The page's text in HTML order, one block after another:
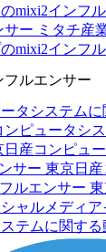
mixi2インフ
サー ミタチ産
mixi2インフ
フルエンサー
タシステム
ピュータシ
日産コンピュ
サー 東京日
ルエンサー
ャルメディ
テムに関す